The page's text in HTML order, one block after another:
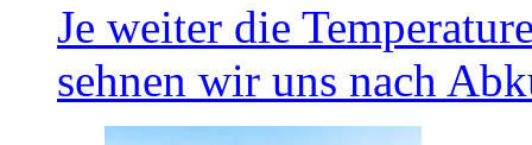
Je weiter die
sehnen wir uns nach